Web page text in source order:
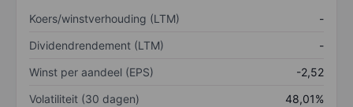
Koers/winstverhouding (LTM)
-
Dividendrendement (LTM)
-
Winst per aandeel (EPS)
-2,52
Volatiliteit (30 dagen)
48,01%